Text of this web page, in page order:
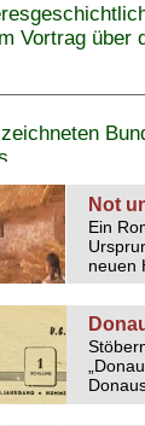
Vortrag über
Wildmann
Univ.-
bedankt sich
Not
Ein
neuen